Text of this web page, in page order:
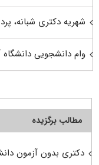
شهریه دکتری شبانه،
وام دانشجویی دانشگاه
مطالب برگزیده
دکتری بدون آزمون